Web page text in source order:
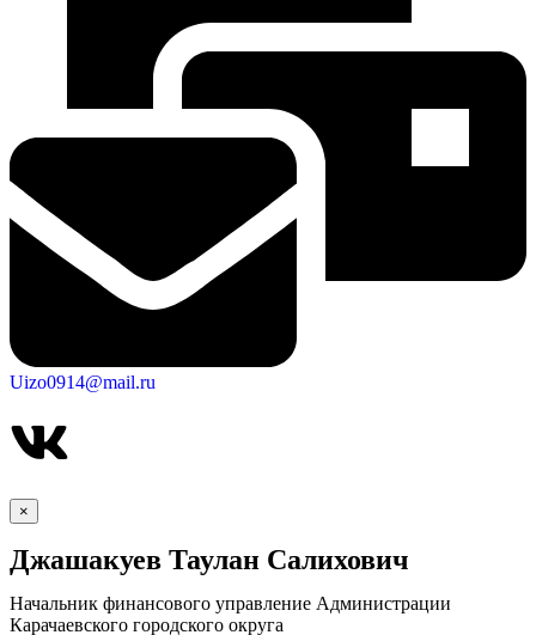
Uizo0914@mail.ru
×
Джашакуев Таулан Салихович
Начальник финансового управление Администрации
Карачаевского городского округа